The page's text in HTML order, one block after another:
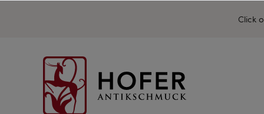
Click